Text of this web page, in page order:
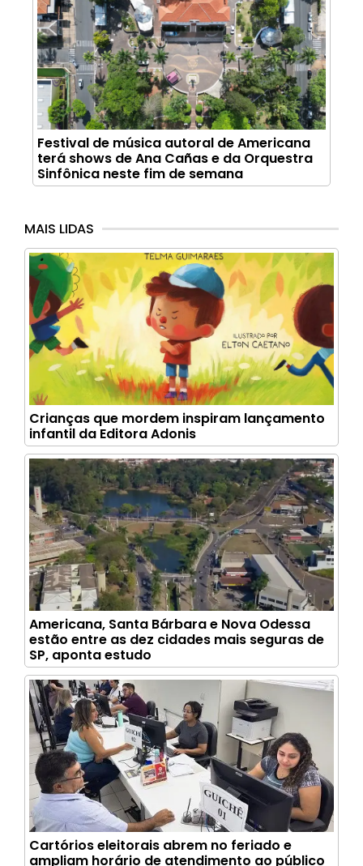
Festival de música autoral de Americana
terá shows de Ana Cañas e da Orquestra
Sinfônica neste fim de semana
MAIS LIDAS
Crianças que mordem inspiram lançamento
infantil da Editora Adonis
Americana, Santa Bárbara e Nova Odessa
estão entre as dez cidades mais seguras de
SP, aponta estudo
Cartórios eleitorais abrem no feriado e
ampliam horário de atendimento ao público